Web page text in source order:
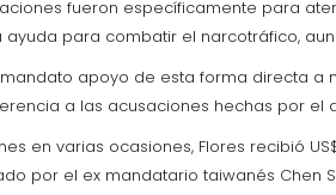
fueron específicamente para
para combatir el narcotráfico,
apoyo de esta forma directa
a las acusaciones hechas por
en varias ocasiones, Flores recibió
por el ex mandatario taiwanés Chen